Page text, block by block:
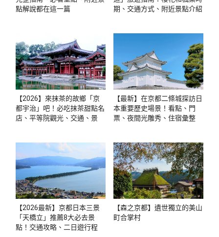
點解說都在這一篇
期、交通方式、附近景點介紹
【2026】來抹茶的故鄉「京
都宇治」吧！必吃抹茶甜點名
店、平等院觀光、交通、景點
【最新】在京都二條城探訪日
本重要歷史場景！看點、門
票、夜間光雕秀、住宿彙整
【2026最新】京都日本三景
「天橋立」推薦8大必去景
點！交通攻略、二日遊行程推
【森之京都】遺世獨立的美山
町合掌村